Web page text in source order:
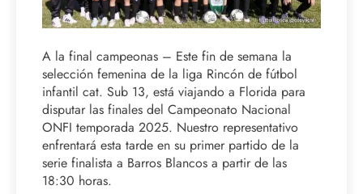
A la final campeonas – Este fin de semana la
selección femenina de la liga Rincón de fútbol
infantil cat. Sub 13, está viajando a Florida para
disputar las finales del Campeonato Nacional
ONFI temporada 2025. Nuestro representativo
enfrentará esta tarde en su primer partido de la
serie finalista a Barros Blancos a partir de las
18:30 horas.